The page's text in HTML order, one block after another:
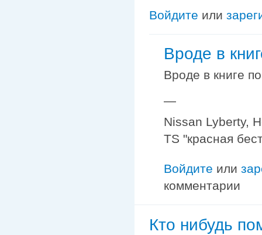
Войдите или
Вроде в
Вроде в книге
—
Nissan Lyberty,
TS "красная
Войдите или
комментарии
Кто нибудь